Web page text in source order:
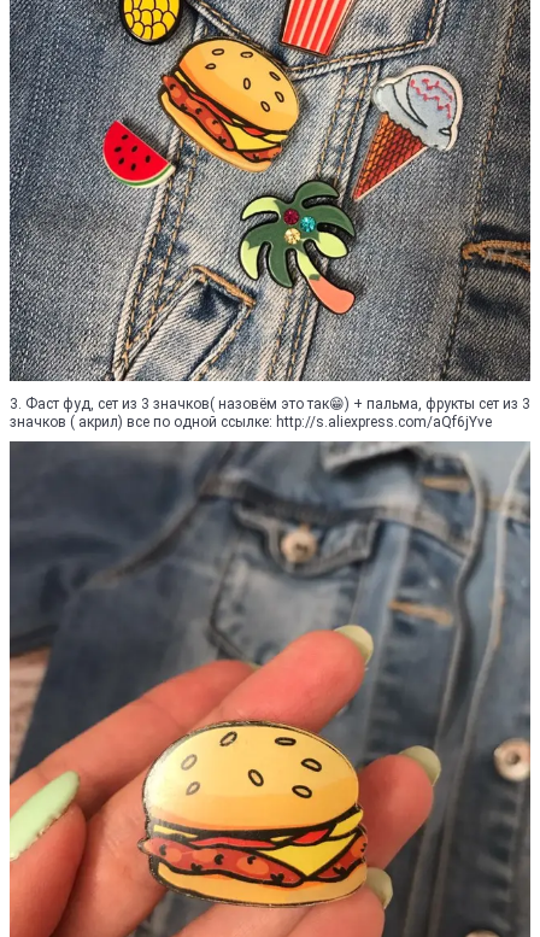
3. Фаст фуд, сет из 3 значков( назовём это так😁) + пальма, фрукты сет из 3
значков ( акрил) все по одной ссылке: http://s.aliexpress.com/aQf6jYve